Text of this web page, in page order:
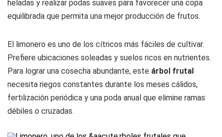
heladas y realizar podas suaves para favorecer una copa
equilibrada que permita una mejor producción de frutos.
El limonero es uno de los cítricos más fáciles de cultivar.
Prefiere ubicaciones soleadas y suelos ricos en nutrientes.
Para lograr una cosecha abundante, este árbol frutal
necesita riegos constantes durante los meses cálidos,
fertilización periódica y una poda anual que elimine ramas
débiles o cruzadas.